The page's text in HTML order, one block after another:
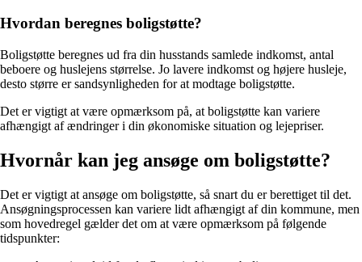
Hvordan beregnes boligstøtte?
Boligstøtte beregnes ud fra din husstands samlede indkomst, antal
beboere og huslejens størrelse. Jo lavere indkomst og højere husleje,
desto større er sandsynligheden for at modtage boligstøtte.
Det er vigtigt at være opmærksom på, at boligstøtte kan variere
afhængigt af ændringer i din økonomiske situation og lejepriser.
Hvornår kan jeg ansøge om boligstøtte?
Det er vigtigt at ansøge om boligstøtte, så snart du er berettiget til det.
Ansøgningsprocessen kan variere lidt afhængigt af din kommune, men
som hovedregel gælder det om at være opmærksom på følgende
tidspunkter: